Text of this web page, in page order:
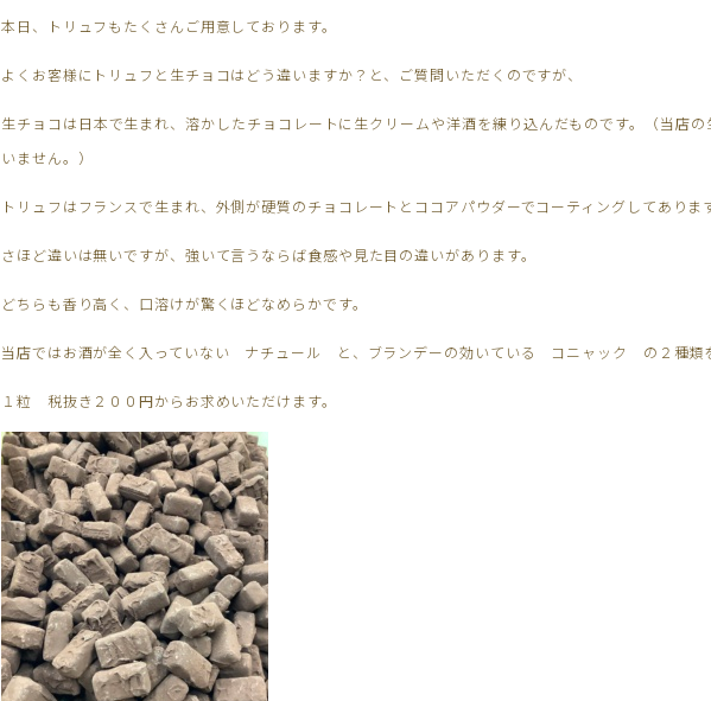
本日、トリュフもたくさんご用意しております。
よくお客様にトリュフと生チョコはどう違いますか？と、ご質問いただくのですが、
生チョコは日本で生まれ、溶かしたチョコレートに生クリームや洋酒を練り込んだものです。（当店
いません。）
トリュフはフランスで生まれ、外側が硬質のチョコレートとココアパウダーでコーティングしてあります
さほど違いは無いですが、強いて言うならば食感や見た目の違いがあります。
どちらも香り高く、口溶けが驚くほどなめらかです。
当店ではお酒が全く入っていない ナチュール と、ブランデーの効いている コニャック の２種類を
１粒 税抜き２００円からお求めいただけます。